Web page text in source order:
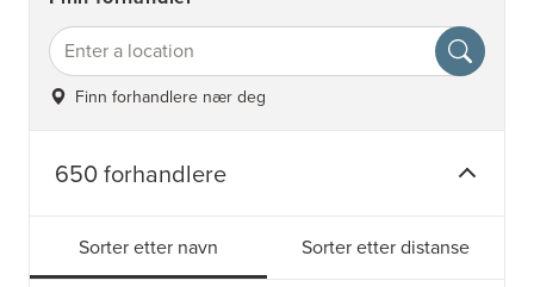
Finn forhandlere nær deg
650 forhandlere
Sorter etter navn Sorter etter distanse